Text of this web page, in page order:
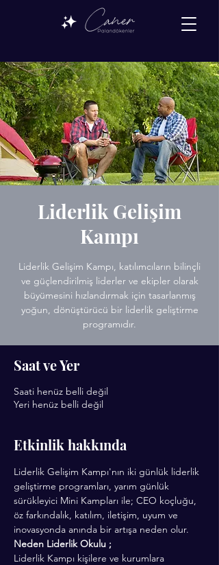
Liderlik Gelişim
Kampı
Liderlik Gelişim Kampı, katılımcıların bilinçli
ve güçlendirilmiş liderler ve ekipler olarak
büyümesini hızlandırmak için tasarlanmış
yoğun, dönüştürücü bir liderlik geliştirme
programıdır.
Saat ve Yer
Saati henüz belli değil
Yeri henüz belli değil
Etkinlik hakkında
Liderlik Gelişim Kampı'nın iki günlük liderlik
geliştirme programları, yarım günlük
sürükleyici Mini Kampları ile; CEO koçluğu,
öz farkındalık, katılım, iletişim, uyum ve
inovasyonda anında bir artışa neden olur.
Neden Liderlik Okulu ;
Liderlik Kampı kişilere ve kurumlara